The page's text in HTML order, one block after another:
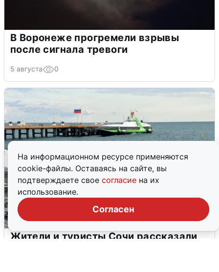
На информационном ресурсе применяются
cookie-файлы. Оставаясь на сайте, вы
подтверждаете свое согласие на их
использование.
Согласен
В Воронеже прогремели взрывы
после сигнала тревоги
5 августа 0
Жители и туристы Сочи рассказали